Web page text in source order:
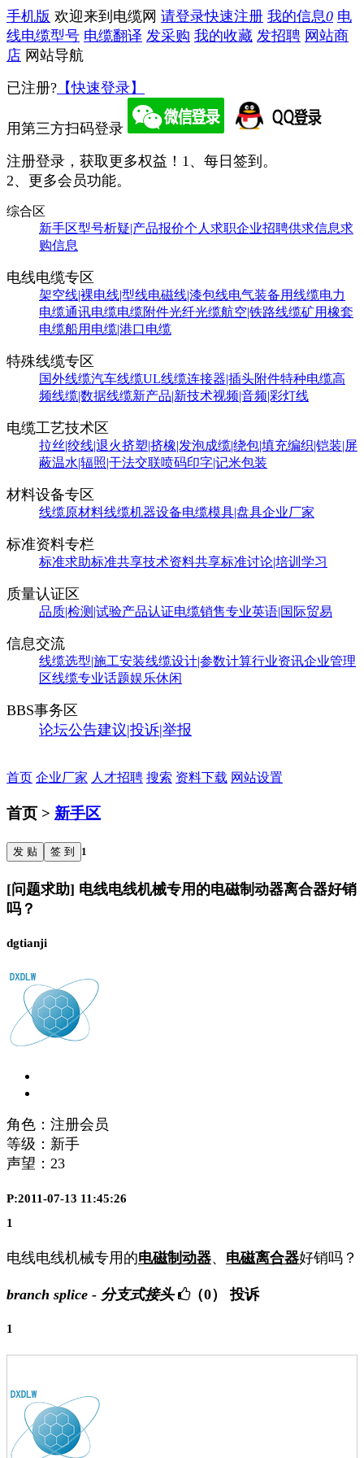
手机版 欢迎来到电缆网 请登录快速注册 我的信息0 电
线电缆型号 电缆翻译 发采购 我的收藏 发招聘 网站商
店 网站导航
已注册? 【快速登录】
用第三方扫码登录
注册登录，获取更多权益！ 1、每日签到。
2、更多会员功能。
综合区
新手区型号析疑|产品报价个人求职企业招聘供求信息求
购信息
电线电缆专区
架空线|裸电线|型线电磁线|漆包线电气装备用线缆电力
电缆通讯电缆电缆附件光纤光缆航空|铁路线缆矿用橡套
电缆船用电缆|港口电缆
特殊线缆专区
国外线缆汽车线缆UL线缆连接器|插头附件特种电缆高
频线缆|数据线缆新产品|新技术视频|音频|彩灯线
电缆工艺技术区
拉丝|绞线|退火挤塑|挤橡|发泡成缆|绕包|填充编织|铠装|屏
蔽温水|辐照|干法交联喷码印字|记米包装
材料设备专区
线缆原材料线缆机器设备电缆模具|盘具企业厂家
标准资料专栏
标准求助标准共享技术资料共享标准讨论|培训学习
质量认证区
品质|检测|试验产品认证电缆销售专业英语|国际贸易
信息交流
线缆选型|施工安装线缆设计|参数计算行业资讯企业管理
区线缆专业话题娱乐休闲
BBS事务区
论坛公告建议|投诉|举报
首页 企业厂家 人才招聘 搜索 资料下载 网站设置
首页 > 新手区
发 贴 签 到 1
[问题求助] 电线电线机械专用的电磁制动器离合器好销
吗？
dgtianji
角色：注册会员
等级：新手
声望： 23
P:2011-07-13 11:45:26
1
电线电线机械专用的电磁制动器、 电磁离合器好销吗？
branch splice - 分支式接头 （0） 投诉
1